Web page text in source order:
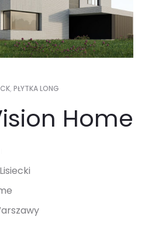
, PŁYTKA LONG
Home